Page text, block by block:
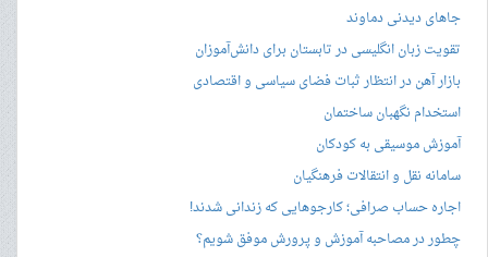
جاهای دیدنی دماوند
تقویت زبان انگلیسی در تابستان برای دانش‌آموزان
بازار آهن در انتظار ثبات فضای سیاسی و اقتصادی
استخدام نگهبان ساختمان
آموزش موسیقی به کودکان
سامانه نقل و انتقالات فرهنگیان
اجاره حساب صرافی؛ کارجوهایی که زندانی شدند!
چطور در مصاحبه‌ آموزش و پرورش موفق شویم؟